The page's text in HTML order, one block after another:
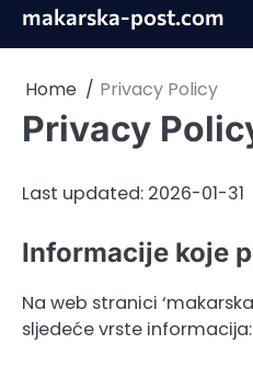
Skipmakarska-post.com
Home Privacy Policy
Privacy
Last updated: 2026-01-31
Informacije koje
Na web stranici
sljedeće vrste informacija: